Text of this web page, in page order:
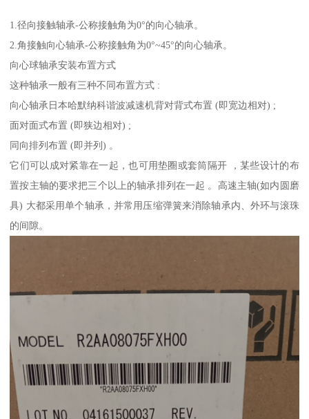
1.径向接触轴承-公称接触角为0°的向心轴承。
2.角接触向心轴承-公称接触角为0°~45°的向心轴承。
向心球轴承安装布置方式
这种轴承一般有三种不同布置方式 :
向心轴承日本哈默纳科谐波减速机背对背式布置 (即宽边相对) ;
面对面式布置 (即狭边相对) ;
同向排列布置 (即并列) 。
它们可以成对紧靠在一起，也可用垫圈或套筒隔开 ，某些设计的布
置按主轴的要求把三个以上的轴承排列在一起 。高速主轴(如内圆磨
具) 大都采用单个轴承，并常用压缩弹簧来消除轴承内、外环与滚珠
的间隙。